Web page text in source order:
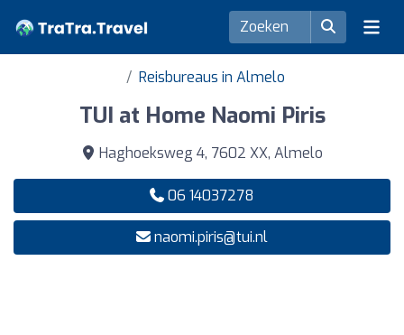
Reisbureaus in Almelo
TUI at Home Naomi Piris
Haghoeksweg 4, 7602 XX, Almelo
06 14037278
naomi.piris@tui.nl